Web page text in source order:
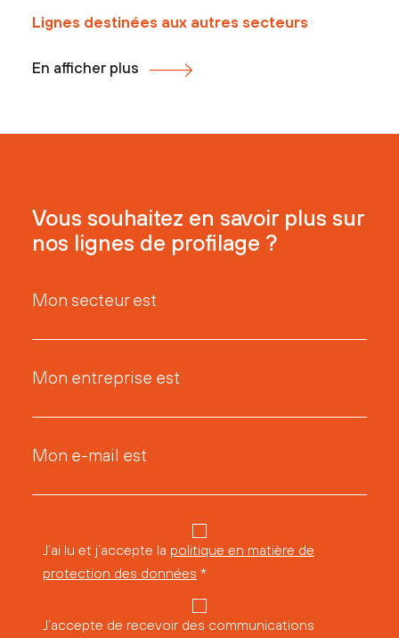
Lignes destinées aux autres secteurs
En afficher plus
Vous souhaitez en savoir plus sur
nos lignes de profilage ?
Mon secteur est
Mon entreprise est
Mon e-mail est
J’ai lu et j’accepte la politique en matière de
protection des données *
J’accepte de recevoir des communications